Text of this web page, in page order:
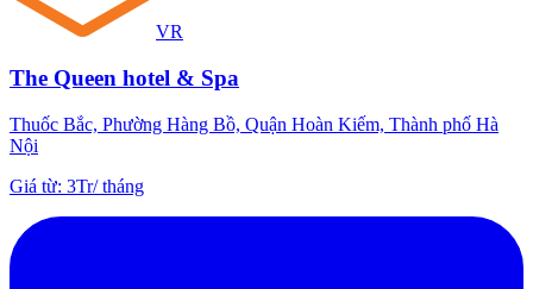
VR
The Queen hotel & Spa
Thuốc Bắc, Phường Hàng Bồ, Quận Hoàn Kiếm, Thành phố Hà
Nội
Giá từ: 3Tr/tháng